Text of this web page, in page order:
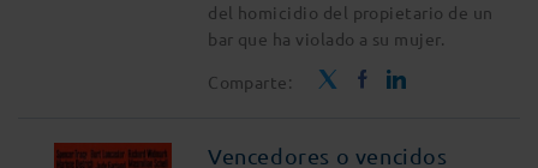
del homicidio del propietario de un
bar que ha violado a su mujer.
Comparte:
Vencedores o vencidos